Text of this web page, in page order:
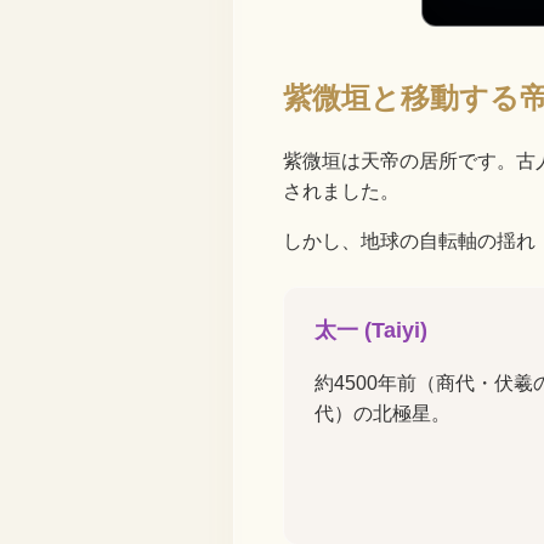
紫微垣と移動する
紫微垣は天帝の居所です。
されました。
しかし、地球の自転軸の揺れ
太一 (Taiyi)
約4500年前（商代・伏羲
代）の北極星。